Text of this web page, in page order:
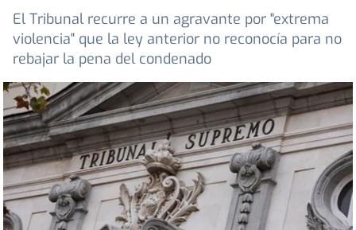
El Tribunal recurre a un agravante por "extrema
violencia" que la ley anterior no reconocía para no
rebajar la pena del condenado